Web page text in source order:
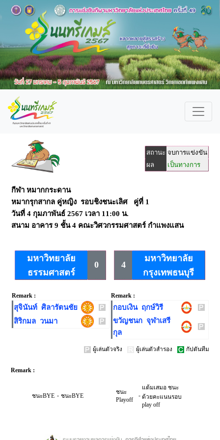
สถานะ จบการแข่งขัน
ผล
เป็นทางการ
กีฬา หมากกระดาน
หมากรุกสากล คู่หญิง รอบชิงชนะเลิศ คู่ที่ 1
วันที่ 4 กุมภาพันธ์ 2567 เวลา 11:00 น.
สนาม อาคาร 9 ชั้น 4 คณะวิศวกรรมศาสตร์ กำแพงแสน
มหาวิทยาลัย
ธรรมศาสตร์
0
Remark :
สุจินันท์ ศิลารัตนชัย
สิริกมล วนมา
4
มหาวิทยาลัย
กรุงเทพธนบุรี
Remark :
กอบเงิน ฤกษ์วิรี
ขวัญชนก จุฬาเสรี
กุล
ผู้เล่นตัวจริง ผู้เล่นตัวสำรอง กัปตันทีม
Remark :
ชนะBYE - ชนะBYE
ชนะ
Playoff
-
แต้มเสมอ ชนะ
ด้วยคะแนนรอบ
play off